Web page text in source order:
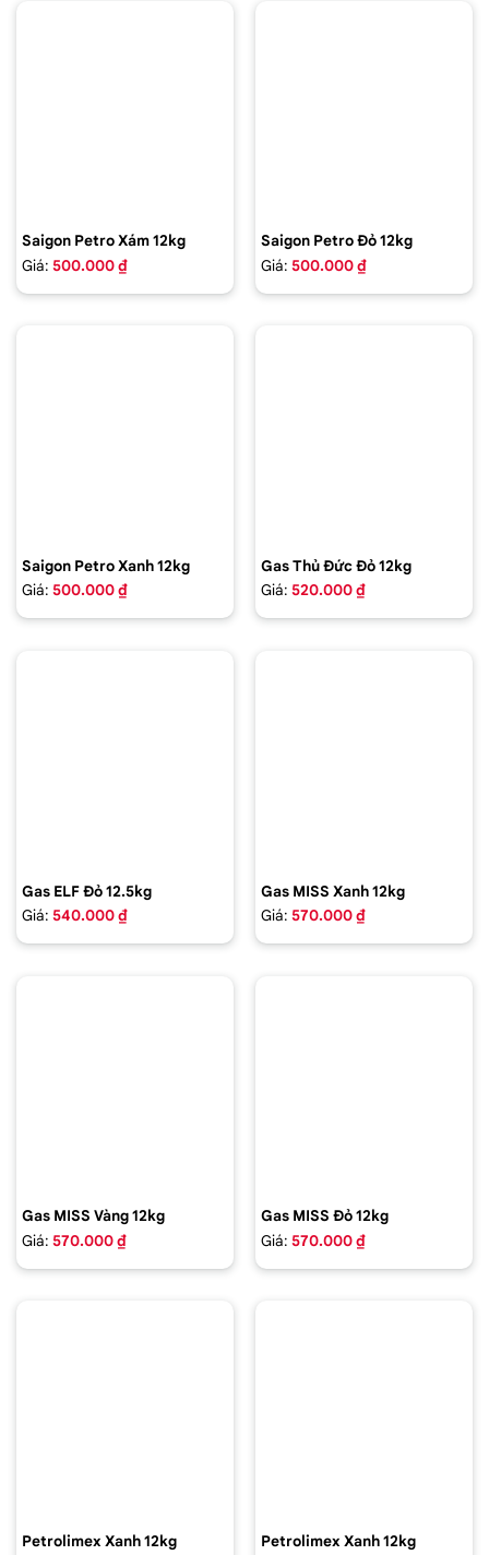
Saigon Petro Xám 12kg
Giá: 500.000 ₫
Saigon Petro Đỏ 12kg
Giá: 500.000 ₫
Saigon Petro Xanh 12kg
Giá: 500.000 ₫
Gas Thủ Đức Đỏ 12kg
Giá: 520.000 ₫
Gas ELF Đỏ 12.5kg
Giá: 540.000 ₫
Gas MISS Xanh 12kg
Giá: 570.000 ₫
Gas MISS Vàng 12kg
Giá: 570.000 ₫
Gas MISS Đỏ 12kg
Giá: 570.000 ₫
Petrolimex Xanh 12kg
Petrolimex Xanh 12kg